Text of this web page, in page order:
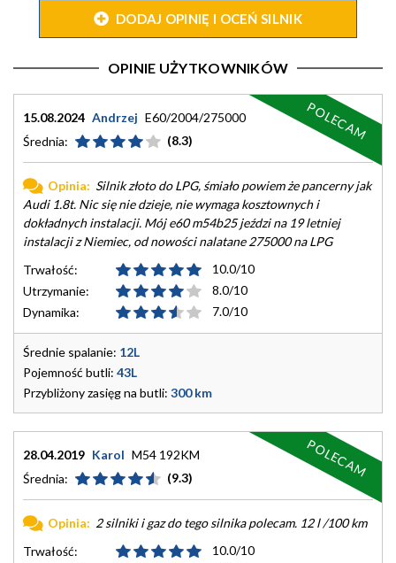
DODAJ OPINIĘ I OCEŃ SILNIK
OPINIE UŻYTKOWNIKÓW
15.08.2024 Andrzej E60/2004/275000
Średnia:
(8.3)
Opinia: Silnik złoto do LPG, śmiało powiem że pancerny jak
Audi 1.8t. Nic się nie dzieje, nie wymaga kosztownych i
dokładnych instalacji. Mój e60 m54b25 jeździ na 19 letniej
instalacji z Niemiec, od nowości nalatane 275000 na LPG
Trwałość:
10.0/10
Utrzymanie:
8.0/10
Dynamika:
7.0/10
Średnie spalanie: 12L
Pojemność butli: 43L
Przybliżony zasięg na butli: 300 km
POLECAM
28.04.2019 Karol M54 192KM
Średnia:
(9.3)
Opinia: 2 silniki i gaz do tego silnika polecam. 12 l /100 km
Trwałość:
10.0/10
POLECAM